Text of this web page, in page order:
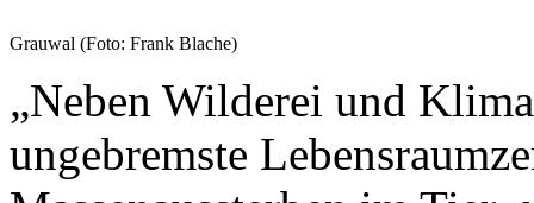
Grauwal (Foto: Frank Blache)
„Neben Wilderei und
ungebremste